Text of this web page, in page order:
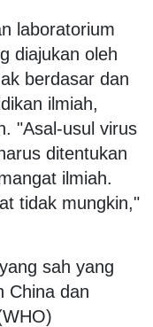
laboratorium
diajukan oleh
berdasar dan
ilmiah,
"Asal-usul virus
ditentukan
ilmiah.
tidak mungkin,"
sah yang
China dan